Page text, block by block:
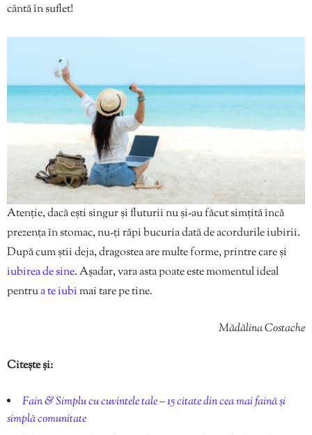
cântă în suflet!
Atenție, dacă ești singur și fluturii nu și-au făcut simțită încă
prezența în stomac, nu-ți răpi bucuria dată de acordurile iubirii.
După cum știi deja, dragostea are multe forme, printre care și
iubirea de sine. Așadar, vara asta poate este momentul ideal
pentrua te iubimai tare pe tine.
Mădălina Costache
Citește și:
Fain & Simplu cu cuvintele tale – 15 citate din cea mai faină și
simplă comunitate